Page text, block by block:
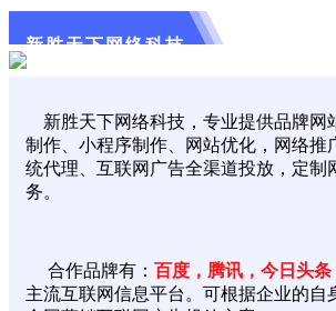
新胜天下网络科技
新胜天下网络科技，专业提供品牌网
制作、小程序制作、网站优化，网络推
统代理、互联网广告全渠道投放，定制
务。
合作品牌有： 百度，腾讯，今日头
主流互联网信息平台。可根据企业的自